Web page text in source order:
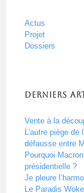
Actus
Projet
Dossiers
Derniers
Vente à la
L’autre piège
défausse entre
Pourquoi
présidentielle ?
Je pleure
Le Paradis Woke